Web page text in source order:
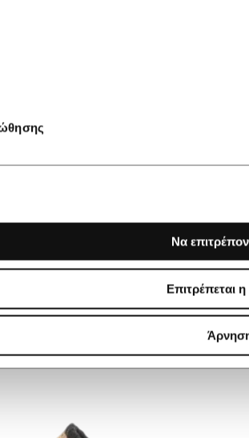
Να
Επιτρέπεται